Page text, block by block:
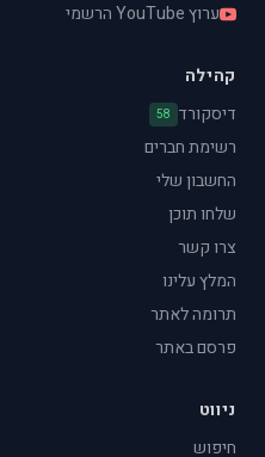
ערוץ YouTube הרשמי
קהילה
דיסקורד 58
רשימת חברים
החשבון שלי
שלחו תוכן
צרו קשר
המלץ עלינו
תרומה לאתר
פרסם באתר
ניווט
חיפוש